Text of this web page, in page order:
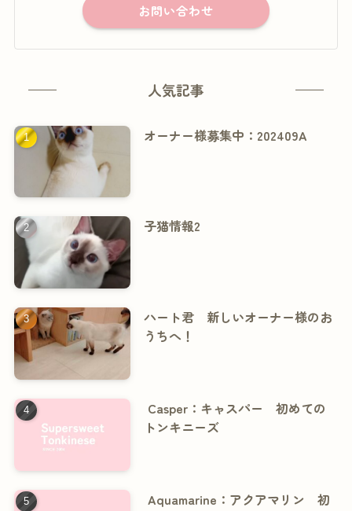
お問い合わせ
人気記事
オーナー様募集中：202409A
子猫情報2
ハート君 新しいオーナー様のお
うちへ！
Casper：キャスパー 初めての
トンキニーズ
Aquamarine：アクアマリン 初